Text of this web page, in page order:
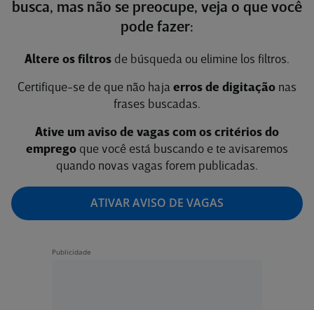
busca, mas não se preocupe, veja o que você
pode fazer:
Altere os filtros de búsqueda ou elimine los filtros.
Certifique-se de que não haja erros de digitação nas
frases buscadas.
Ative um aviso de vagas com os critérios do
emprego que você está buscando e te avisaremos
quando novas vagas forem publicadas.
ATIVAR AVISO DE VAGAS